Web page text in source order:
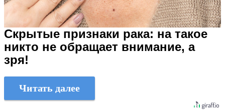
Скрытые признаки рака: на такое
никто не обращает внимание, а
зря!
Читать далее